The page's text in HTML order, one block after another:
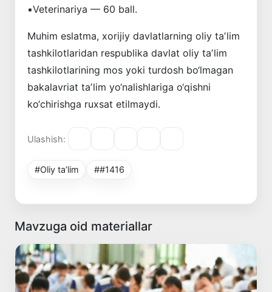
▪️Veterinariya — 60 ball.
Muhim eslatma, xorijiy davlatlarning oliy taʼlim
tashkilotlaridan respublika davlat oliy taʼlim
tashkilotlarining mos yoki turdosh bo‘lmagan
bakalavriat taʼlim yo‘nalishlariga o‘qishni
ko‘chirishga ruxsat etilmaydi.
Ulashish:
#Oliy ta’lim ##1416
Mavzuga oid materiallar